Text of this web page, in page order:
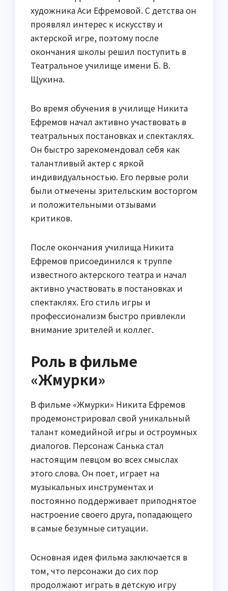
художника Аси Ефремовой. С детства он
проявлял интерес к искусству и
актерской игре, поэтому после
окончания школы решил поступить в
Театральное училище имени Б. В.
Щукина.
Во время обучения в училище Никита
Ефремов начал активно участвовать в
театральных постановках и спектаклях.
Он быстро зарекомендовал себя как
талантливый актер с яркой
индивидуальностью. Его первые роли
были отмечены зрительским восторгом
и положительными отзывами
критиков.
После окончания училища Никита
Ефремов присоединился к труппе
известного актерского театра и начал
активно участвовать в постановках и
спектаклях. Его стиль игры и
профессионализм быстро привлекли
внимание зрителей и коллег.
Роль в фильме
«Жмурки»
В фильме «Жмурки» Никита Ефремов
продемонстрировал свой уникальный
талант комедийной игры и остроумных
диалогов. Персонаж Санька стал
настоящим певцом во всех смыслах
этого слова. Он поет, играет на
музыкальных инструментах и
постоянно поддерживает приподнятое
настроение своего друга, попадающего
в самые безумные ситуации.
Основная идея фильма заключается в
том, что персонажи до сих пор
продолжают играть в детскую игру